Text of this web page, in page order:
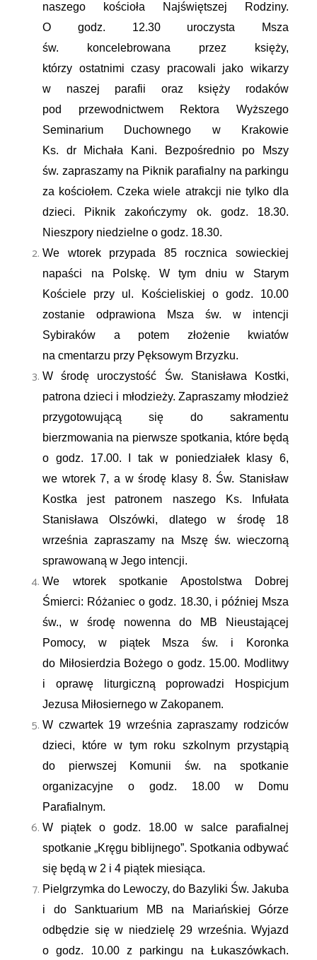
naszego kościoła Najświętszej Rodziny.
O godz. 12.30 uroczysta Msza
św. koncelebrowana przez księży,
którzy ostatnimi czasy pracowali jako wikarzy
w naszej parafii oraz księży rodaków
pod przewodnictwem Rektora Wyższego
Seminarium Duchownego w Krakowie
Ks. dr Michała Kani. Bezpośrednio po Mszy
św. zapraszamy na Piknik parafialny na parkingu
za kościołem. Czeka wiele atrakcji nie tylko dla
dzieci. Piknik zakończymy ok. godz. 18.30.
Nieszpory niedzielne o godz. 18.30.
We wtorek przypada 85 rocznica sowieckiej
napaści na Polskę. W tym dniu w Starym
Kościele przy ul. Kościeliskiej o godz. 10.00
zostanie odprawiona Msza św. w intencji
Sybiraków a potem złożenie kwiatów
na cmentarzu przy Pęksowym Brzyzku.
W środę uroczystość Św. Stanisława Kostki,
patrona dzieci i młodzieży. Zapraszamy młodzież
przygotowującą się do sakramentu
bierzmowania na pierwsze spotkania, które będą
o godz. 17.00. I tak w poniedziałek klasy 6,
we wtorek 7, a w środę klasy 8. Św. Stanisław
Kostka jest patronem naszego Ks. Infułata
Stanisława Olszówki, dlatego w środę 18
września zapraszamy na Mszę św. wieczorną
sprawowaną w Jego intencji.
We wtorek spotkanie Apostolstwa Dobrej
Śmierci: Różaniec o godz. 18.30, i później Msza
św., w środę nowenna do MB Nieustającej
Pomocy, w piątek Msza św. i Koronka
do Miłosierdzia Bożego o godz. 15.00. Modlitwy
i oprawę liturgiczną poprowadzi Hospicjum
Jezusa Miłosiernego w Zakopanem.
W czwartek 19 września zapraszamy rodziców
dzieci, które w tym roku szkolnym przystąpią
do pierwszej Komunii św. na spotkanie
organizacyjne o godz. 18.00 w Domu
Parafialnym.
W piątek o godz. 18.00 w salce parafialnej
spotkanie „Kręgu biblijnego”. Spotkania odbywać
się będą w 2 i 4 piątek miesiąca.
Pielgrzymka do Lewoczy, do Bazyliki Św. Jakuba
i do Sanktuarium MB na Mariańskiej Górze
odbędzie się w niedzielę 29 września. Wyjazd
o godz. 10.00 z parkingu na Łukaszówkach.